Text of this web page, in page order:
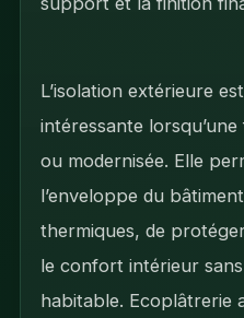
L’isolation extérieure
intéressante
ou modernisée. Elle
l’enveloppe du
thermiques, de
le confort intérieur
habitable. Ecoplâtrerie